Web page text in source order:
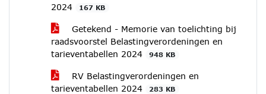
2024
167 KB
Getekend - Memorie van toelichting bij
raadsvoorstel Belastingverordeningen en
tarieventabellen 2024
948 KB
RV Belastingverordeningen en
tarieventabellen 2024
283 KB